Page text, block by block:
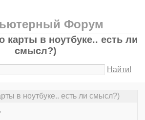
Форум
карты в ноутбуке.. есть ли
смысл?)
Найти!
в ноутбуке.. есть ли смысл?)